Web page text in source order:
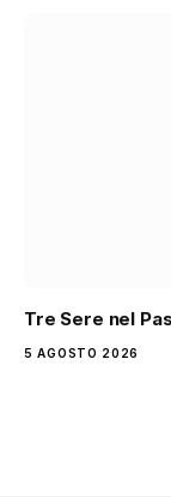
Tre Sere nel
5 AGOSTO 2026